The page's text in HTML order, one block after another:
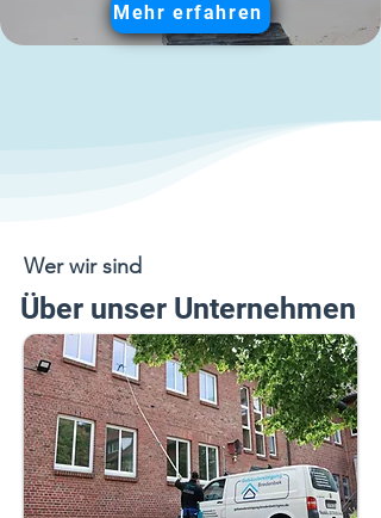
Mehr erfahren
Wer wir sind
Über unser Unternehmen